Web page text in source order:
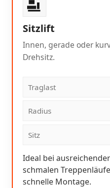
Sitzlift
Innen, gerade oder
Drehsitz.
Traglast
Radius
Sitz
Ideal bei
schmalen
schnelle Montage.